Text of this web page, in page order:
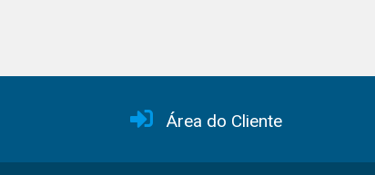
Área do Cliente